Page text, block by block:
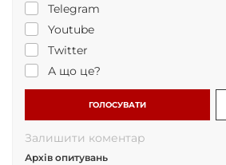
Telegram
Youtube
Twitter
А що це?
ГОЛОСУВАТИ
Залишити коментар
Архів опитувань